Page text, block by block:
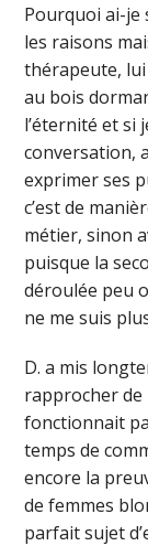
Pourquoi ai-je
les raisons
thérapeute, lui
au bois
l’éternité et si
conversation,
exprimer ses
c’est de
métier, sinon
puisque la
déroulée peu
ne me suis
D. a mis
rapprocher de
fonctionnait
temps de
encore la
de femmes
parfait sujet